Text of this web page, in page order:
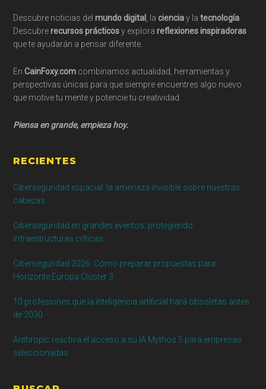
Descubre noticias delmundo digital , lacienciay latecnología
Descubrerecursos prácticosy explorareflexiones inspiradoras
que te ayudarán a pensar diferente.
EnCainFoxy.com combinamos actualidad, herramientas y
perspectivas únicas para que siempre encuentres algo nuevo
que motive tu mente y potencie tu creatividad.
Piensa en grande, empieza hoy.
RECIENTES
Ciberseguridad espacial: la amenaza invisible sobre nuestras
cabezas
Ciberseguridad en grandes eventos: protegiendo
infraestructuras críticas
Ciberseguridad 2026: Cómo preparar propuestas para
Horizonte Europa Clúster 3
10 profesiones que la inteligencia artificial hará obsoletas antes
de 2030
Anthropic reactiva el acceso a su IA Mythos 5 para empresas
seleccionadas